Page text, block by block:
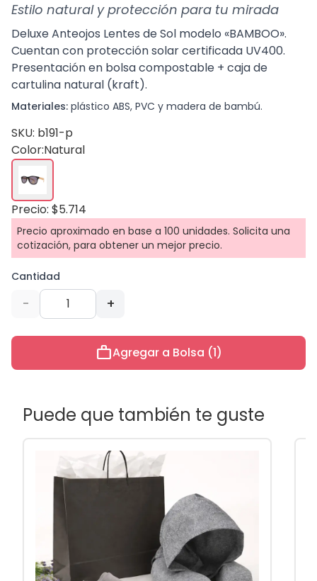
Estilo natural y protección para tu mirada
Deluxe Anteojos Lentes de Sol modelo «BAMBOO».
Cuentan con protección solar certificada UV400.
Presentación en bolsa compostable + caja de
cartulina natural (kraft).
Materiales: plástico ABS, PVC y madera de bambú.
SKU: b191-p
Color:Natural
Precio: $5.714
Precio aproximado en base a 100 unidades. Solicita una
cotización, para obtener un mejor precio.
Cantidad
- +
workAgregar a Bolsa (1)
Puede que también te guste